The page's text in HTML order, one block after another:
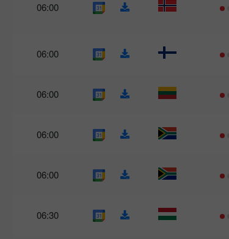
06:00
06:00
06:00
06:00
06:00
06:30